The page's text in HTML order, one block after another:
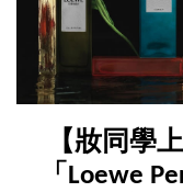
【妝同學
「Loewe